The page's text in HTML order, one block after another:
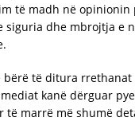
të madh në opinionin
siguria dhe mbrojtja e
bërë të ditura rrethanat
kanë dërguar
të marrë më shumë